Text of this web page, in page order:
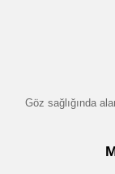
Göz sağlığında